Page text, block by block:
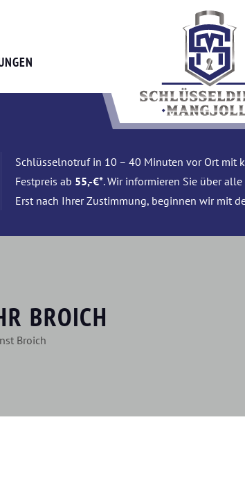
Schlüsselnotruf in 10 – 40 Minuten vor Ort mit
Festpreis ab 55,-€*. Wir informieren Sie über
Erst nach Ihrer Zustimmung, beginnen wir mit
BROICH
Broich